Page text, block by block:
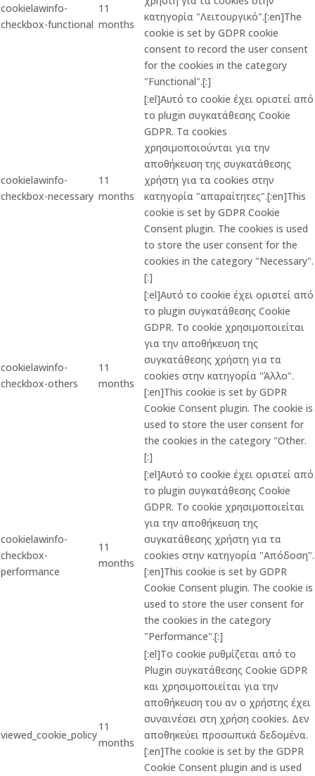
cookielawinfo-
checkbox-functional
11
months
κατηγορία "Λειτουργικό".[:en]The
cookie is set by GDPR cookie
consent to record the user consent
for the cookies in the category
"Functional".[:]
cookielawinfo-
checkbox-necessary
11
months
[:el]Αυτό το cookie έχει οριστεί από
το plugin συγκατάθεσης Cookie
GDPR. Τα cookies
χρησιμοποιούνται για την
αποθήκευση της συγκατάθεσης
χρήστη για τα cookies στην
κατηγορία "απαραίτητες".[:en]This
cookie is set by GDPR Cookie
Consent plugin. The cookies is used
to store the user consent for the
cookies in the category "Necessary".
[:]
cookielawinfo-
checkbox-others
11
months
[:el]Αυτό το cookie έχει οριστεί από
το plugin συγκατάθεσης Cookie
GDPR. Το cookie χρησιμοποιείται
για την αποθήκευση της
συγκατάθεσης χρήστη για τα
cookies στην κατηγορία "Άλλο".
[:en]This cookie is set by GDPR
Cookie Consent plugin. The cookie is
used to store the user consent for
the cookies in the category "Other.
[:]
cookielawinfo-
checkbox-
performance
11
months
[:el]Αυτό το cookie έχει οριστεί από
το plugin συγκατάθεσης Cookie
GDPR. Το cookie χρησιμοποιείται
για την αποθήκευση της
συγκατάθεσης χρήστη για τα
cookies στην κατηγορία "Απόδοση".
[:en]This cookie is set by GDPR
Cookie Consent plugin. The cookie is
used to store the user consent for
the cookies in the category
"Performance".[:]
viewed_cookie_policy
11
months
[:el]Το cookie ρυθμίζεται από το
Plugin συγκατάθεσης Cookie GDPR
και χρησιμοποιείται για την
αποθήκευση του αν ο χρήστης έχει
συναινέσει στη χρήση cookies. Δεν
αποθηκεύει προσωπικά δεδομένα.
[:en]The cookie is set by the GDPR
Cookie Consent plugin and is used